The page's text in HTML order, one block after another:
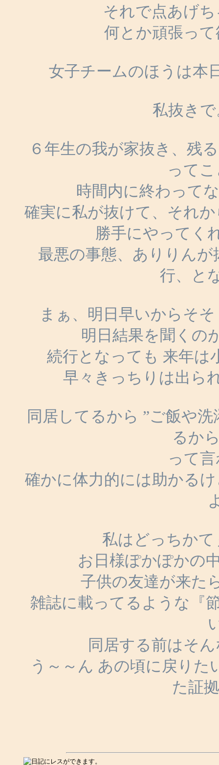
それで点あげ
何とか頑張っ
女子チームのほうは本
私抜き
６年生の我が家抜き、残
って
時間内に終わって
確実に私が抜けて、それ
勝手にやってく
最悪の事態、ありりん
行、と
まぁ、明日早いからそ
明日結果を聞くの
続行となっても 来年は
早々きっちりは出ら
同居してるから ”ご飯や
るか
って
確かに体力的には助かる
私はどっちか
お日様ぽかぽかの
子供の友達が来た
雑誌に載ってるような『
同居する前はそ
う～～ん あの頃に戻りた
た証